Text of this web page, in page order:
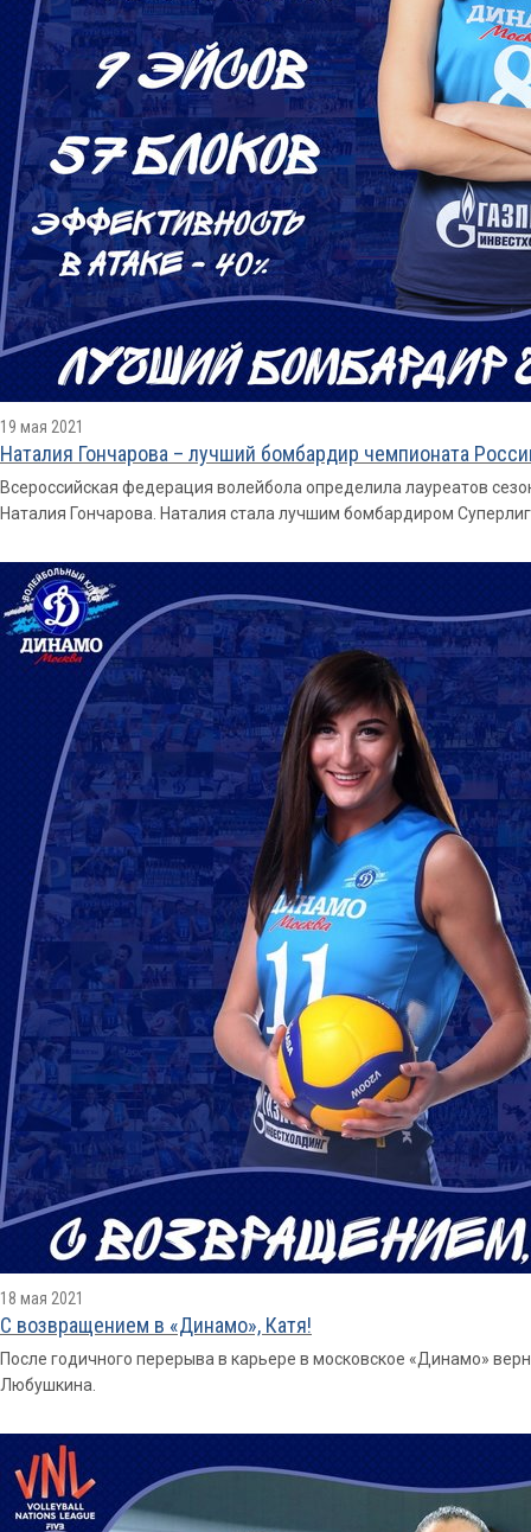
19 мая 2021
Наталия Гончарова – лучший бомбардир чемпионата
Всероссийская федерация волейбола определила лауреатов
Наталия Гончарова. Наталия стала лучшим бомбардиром
18 мая 2021
С возвращением в «Динамо», Катя!
После годичного перерыва в карьере в московское «Динамо»
Любушкина.